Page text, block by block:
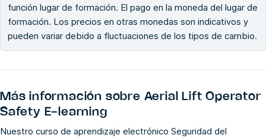
función lugar de formación. El pago en la moneda del lugar de
formación. Los precios en otras monedas son indicativos y
pueden variar debido a fluctuaciones de los tipos de cambio.
Más información sobre Aerial Lift Operator
Safety E-learning
Nuestro curso de aprendizaje electrónico Seguridad del